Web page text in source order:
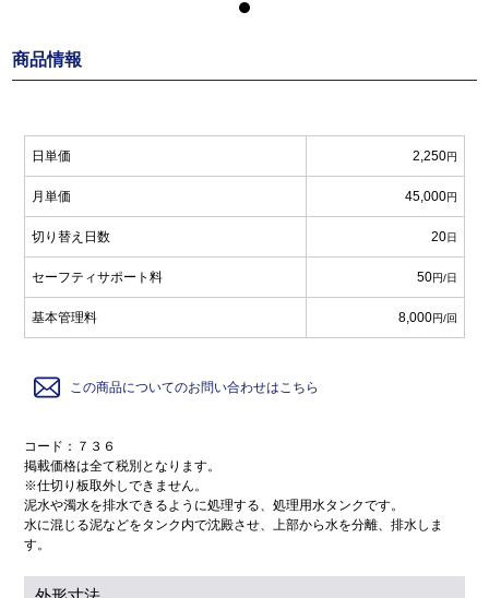
商品情報
日単価 2,250円
月単価 45,000円
切り替え日数 20日
セーフティサポート料 50円/日
基本管理料 8,000円/回
この商品についてのお問い合わせはこちら
コード：７３６
掲載価格は全て税別となります。
※仕切り板取外しできません。
泥水や濁水を排水できるように処理する、処理用水タンクです。
水に混じる泥などをタンク内で沈殿させ、上部から水を分離、排水しま
す。